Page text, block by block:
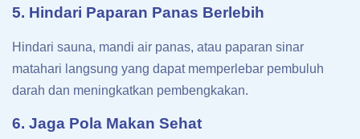
5. Hindari Paparan Panas Berlebih
Hindari sauna, mandi air panas, atau paparan sinar
matahari langsung yang dapat memperlebar pembuluh
darah dan meningkatkan pembengkakan.
6. Jaga Pola Makan Sehat